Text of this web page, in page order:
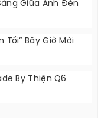
Giữa Ánh Đèn
Tối” Bây Giờ Mới
By Thiện Q6